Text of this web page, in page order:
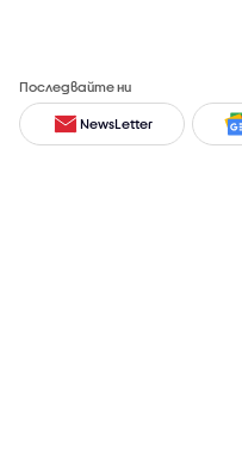
Последвайте ни
NewsLetter